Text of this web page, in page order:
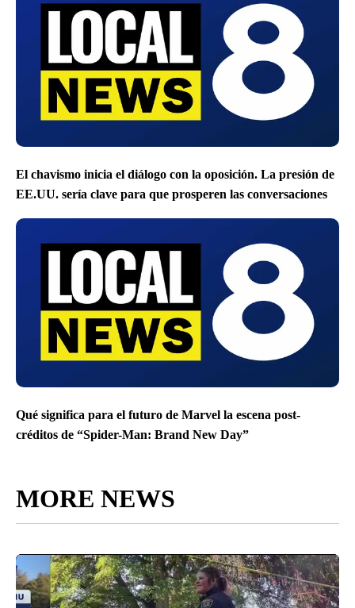
El chavismo inicia el diálogo con la oposición. La presión de
EE.UU. sería clave para que prosperen las conversaciones
Qué significa para el futuro de Marvel la escena post-
créditos de “Spider-Man: Brand New Day”
MORE NEWS